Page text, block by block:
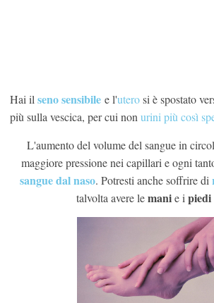
Hai il seno sensibile e l'uterosi è spostato
più sulla vescica, per cui non urini più così
L'aumento del volume del sangue in
maggiore pressione nei capillari e ogni
sangue dal naso. Potresti anche soffrire di
talvolta avere lemanie i